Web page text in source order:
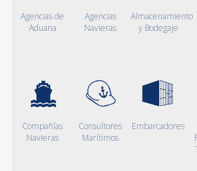
Agencias de
Aduana
Agencias
Navieras
Almacenamiento
y Bodegaje
Compañías
Navieras
Consultores
Marítimos
Embarcadores